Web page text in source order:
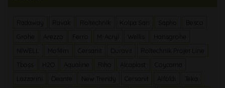
Roltechnik Kolpa San
Besco
Grohe
Arezzo Ferro M-Acryl Wellis
Hansgrohe
Mofém Cersanit Duravit
Roltechnik Projet Line
Tboss
H2O Aqualine Alcaplast
Deante New Trendy Cersanit Alföldi
Teka